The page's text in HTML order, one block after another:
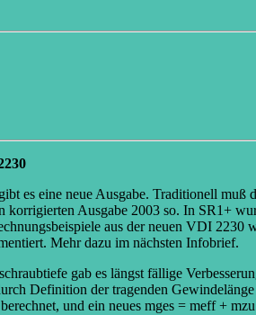
es eine neue Ausgabe. Traditionell muß
korrigierten Ausgabe 2003 so. In SR1+
aus der neuen VDI 2230
Mehr dazu im nächsten Infobrief.
gab es längst fällige
Definition der tragenden
und ein neues mges = meff +